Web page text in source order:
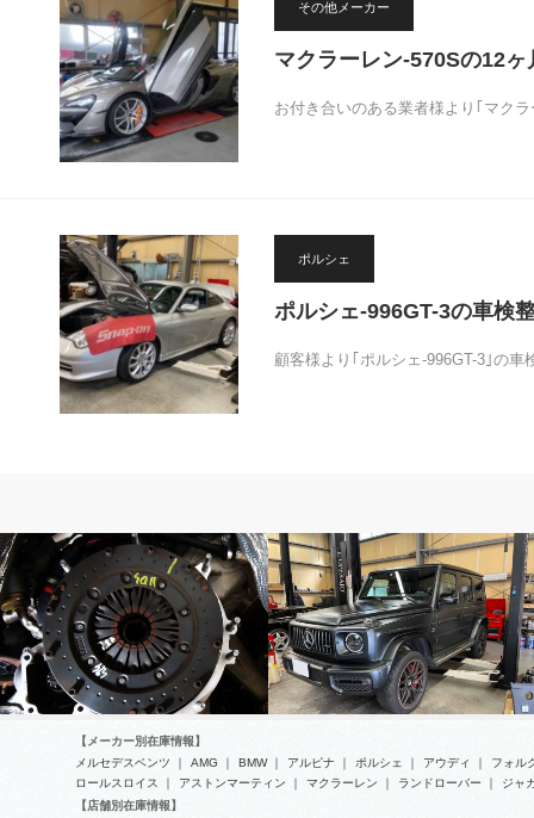
その他メーカー
マクラーレン-570Sの12ヶ
お付き合いのある業者様より｢マク
ポルシェ
ポルシェ-996GT-3の車検
顧客様より｢ポルシェ-996GT-3｣の
【メーカー別在庫情報】
メルセデスベンツ ｜ AMG ｜ BMW｜ アルピナ｜ ポルシェ ｜ アウディ ｜
フォル
ロールスロイス
｜ アストンマーティン ｜ マクラーレン ｜ ランドローバー ｜
ジャ
【店舗別在庫情報】